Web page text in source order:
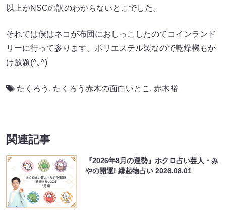
以上がNSCの訳のわからないとこでした。
それでは僕はネコが布団におしっこしたのでコインランド
リーに行って参ります。ポリエステル製なので乾燥機もか
け放題(^｡^)
たくろう , たくろう赤木の面白いとこ , 赤木裕
関連記事
『2026年8月の運勢』ホクロ占い芸人・み
やの開運! 縁起物占い2026.08.01